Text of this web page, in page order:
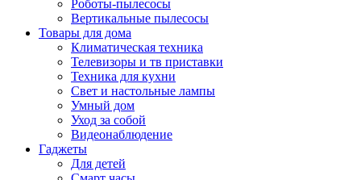
Роботы-пылесосы
Вертикальные пылесосы
Товары для дома
Климатическая техника
Телевизоры и тв приставки
Техника для кухни
Свет и настольные лампы
Умный дом
Уход за собой
Видеонаблюдение
Гаджеты
Для детей